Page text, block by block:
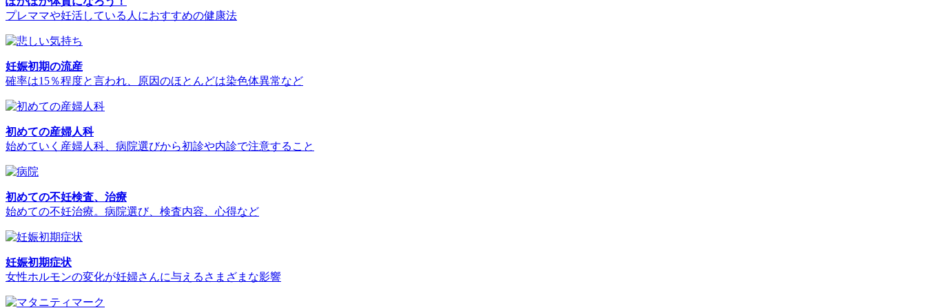
プレママや妊活している人におすすめの健康法
妊娠初期の流産
確率は15％程度と言われ、原因のほとんどは染色体異常など
初めての産婦人科
始めていく産婦人科、病院選びから初診や内診で注意すること
初めての不妊検査、治療
始めての不妊治療。病院選び、検査内容、心得など
妊娠初期症状
女性ホルモンの変化が妊婦さんに与えるさまざまな影響